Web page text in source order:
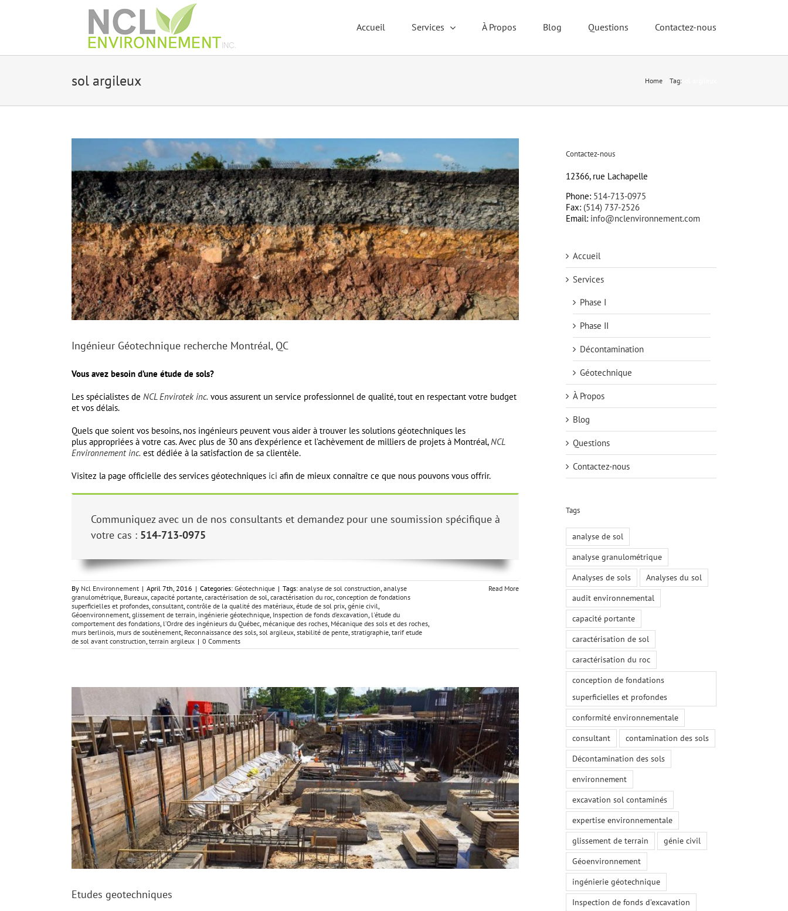
Accueil Services À Propos Blog Questions Contactez-nous
sol argileux Home Tag:
Ingénieur Géotechnique recherche Montréal, QC
Vous avez besoin d’une étude de sols?
Les spécialistes de NCL Envirotek inc. vous assurent un service professionnel de qualité, tout en respectant votre budget
et vos délais.
Quels que soient vos besoins, nos ingénieurs peuvent vous aider à trouver les solutions géotechniques les
plus appropriées à votre cas. Avec plus de 30 ans d’expérience et l’achèvement de milliers de projets à Montréal,NCL
Environnement inc. est dédiée à la satisfaction de sa clientèle.
Visitez la page officielle des services géotechniques ici afin de mieux connaître ce que nous pouvons vous offrir.
Communiquez avec un de nos consultants et demandez pour une soumission spécifique à
votre cas : 514-713-0975
By Ncl Environnement | April 7th, 2016 | Categories: Géotechnique | Tags: analyse de sol construction, analyse
granulométrique, Bureaux, capacité portante, caractérisation de sol, caractérisation du roc, conception de fondations
superficielles et profondes, consultant, contrôle de la qualité des matériaux, étude de sol prix, génie civil,
Géoenvironnement, glissement de terrain, ingénierie géotechnique, Inspection de fonds d’excavation, l'étude du
comportement des fondations, l’Ordre des ingénieurs du Québec, mécanique des roches, Mécanique des sols et des roches,
murs berlinois, murs de soutènement, Reconnaissance des sols, sol argileux, stabilité de pente, stratigraphie, tarif etude
de sol avant construction, terrain argileux | 0 Comments
Read More
Etudes geotechniques
Contactez-nous
12366, rue Lachapelle
Phone: 514-713-0975
Fax: (514) 737-2526
Email: info@nclenvironnement.com
Accueil
Services
Phase I
Phase II
Décontamination
Géotechnique
À Propos
Blog
Questions
Contactez-nous
Tags
analyse de sol
analyse granulométrique
Analyses de sols
Analyses du sol
audit environnemental
capacité portante
caractérisation de sol
caractérisation du roc
conception de fondations
superficielles et profondes
conformité environnementale
consultant
contamination des sols
Décontamination des sols
environnement
excavation sol contaminés
expertise environnementale
glissement de terrain
génie civil
Géoenvironnement
ingénierie géotechnique
Inspection de fonds d’excavation